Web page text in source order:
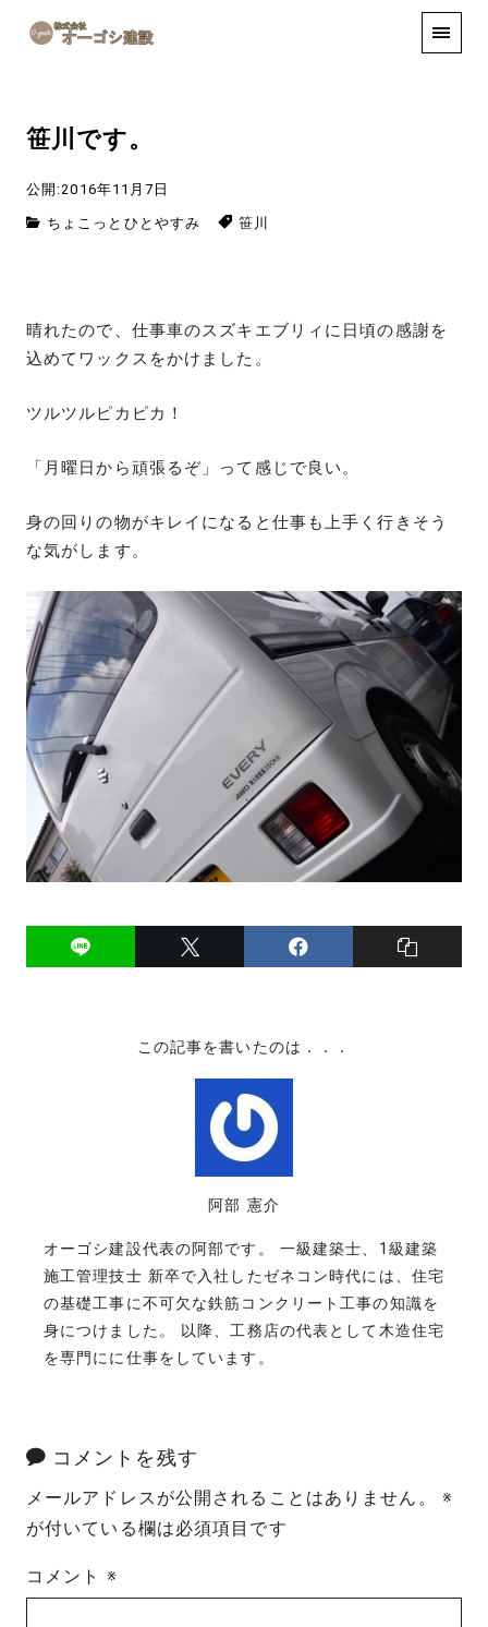
手しごと
笹川です。
公開:2016年11月7日
ちょこっとひとやすみ 笹川
晴れたので、仕事車のスズキエブリィに日頃の感謝を
込めてワックスをかけました。
ツルツルピカピカ！
「月曜日から頑張るぞ」って感じで良い。
身の回りの物がキレイになると仕事も上手く行きそう
な気がします。
この記事を書いたのは．．．
阿部 憲介
オーゴシ建設代表の阿部です。 一級建築士、1級建築
施工管理技士 新卒で入社したゼネコン時代には、住宅
の基礎工事に不可欠な鉄筋コンクリート工事の知識を
身につけました。 以降、工務店の代表として木造住宅
を専門にに仕事をしています。
コメントを残す
メールアドレスが公開されることはありません。
※
が付いている欄は必須項目です
コメント ※